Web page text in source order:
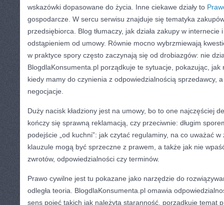
wskazówki dopasowane do życia. Inne ciekawe działy to
gospodarcze. W sercu serwisu znajduje się tematyka
przedsiębiorca. Blog tłumaczy, jak działa zakupy w internecie
odstąpieniem od umowy. Równie mocno wybrzmiewają
w praktyce spory często zaczynają się od drobiazgów: nie
BlogdlaKonsumenta.pl porządkuje te sytuacje, pokazując, jak
kiedy mamy do czynienia z odpowiedzialnością sprzedawcy,
negocjacje.
Duży nacisk kładziony jest na umowy, bo to one najczęściej
kończy się sprawną reklamacją, czy przeciwnie: długim
podejście „od kuchni”: jak czytać regulaminy, na co uważać w
klauzule mogą być sprzeczne z prawem, a także jak nie
zwrotów, odpowiedzialności czy terminów.
Prawo cywilne jest tu pokazane jako narzędzie do
odległa teoria. BlogdlaKonsumenta.pl omawia
sens pojęć takich jak należyta staranność, porządkuje temat